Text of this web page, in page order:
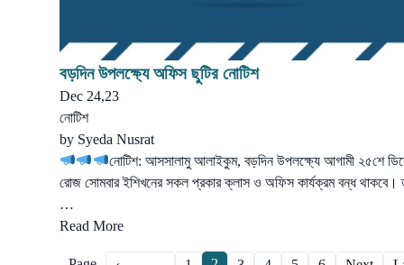
বড়দিন উপলক্ষ্যে অফিস ছুটির নোটিশ
Dec 24,23
নোটিশ
by Syeda Nusrat
নোটিশ: আসসালামু আলাইকুম, বড়দিন উপলক্ষ্যে আগামী ২৫শে
রোজ সোমবার ইশিখনের সকল প্রকার ক্লাস ও অফিস কার্যক্রম বন্ধ থাকবে।
…
Read More